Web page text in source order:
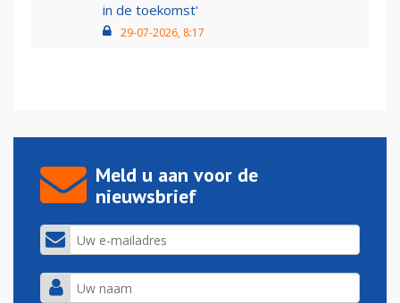
in de toekomst'
29-07-2026, 8:17
Meld u aan voor de
nieuwsbrief